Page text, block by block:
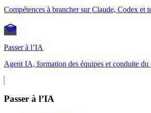
Compétences à brancher sur Claude, Codex et
Passer à l’IA
Agent IA, formation des équipes et conduite du
Passer à l’IA